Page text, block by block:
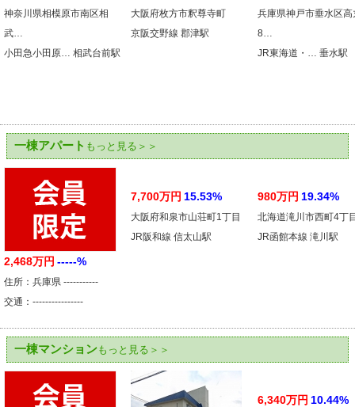
神奈川県相模原市南区相
武…
小田急小田原… 相武台前駅
大阪府枚方市釈尊寺町
京阪交野線 郡津駅
兵庫県神戸市垂水区高
8…
JR東海道・… 垂水駅
一棟アパート もっと見る＞＞
2,468万円 -----%
住所：兵庫県 -----------
交通：----------------
7,700万円 15.53%
大阪府和泉市山荘町1丁目
JR阪和線 信太山駅
980万円 19.34%
北海道滝川市西町4丁
JR函館本線 滝川駅
一棟マンションもっと見る＞＞
6,340万円 10.44%